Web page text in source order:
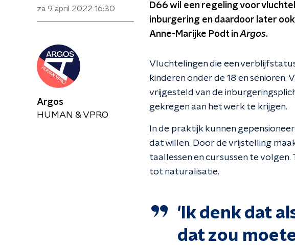
za 9 april 2022 16:30
D66 wil een regeling voor
inburgering en daardoor later
Anne-Marijke Podt inArgos.
Vluchtelingen die een
kinderen onder de 18 en
vrijgesteld van de
gekregen aan het werk te krijgen.
In de praktijk kunnen
dat willen. Door de vrijstelling
taallessen en cursussen te
tot naturalisatie.
'Ik denk dat
dat zou
Argos
HUMAN & VPRO